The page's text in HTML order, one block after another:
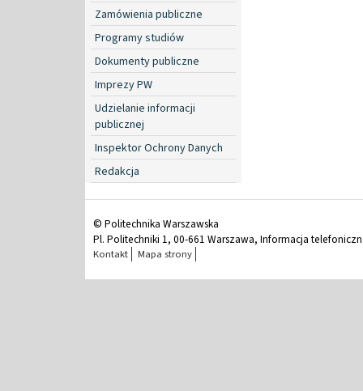
Zamówienia publiczne
Programy studiów
Dokumenty publiczne
Imprezy PW
Udzielanie informacji
publicznej
Inspektor Ochrony Danych
Redakcja
© Politechnika Warszawska
Pl. Politechniki 1, 00-661 Warszawa, Informacja
Kontakt Mapa strony